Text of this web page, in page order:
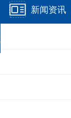
新闻资讯
解读